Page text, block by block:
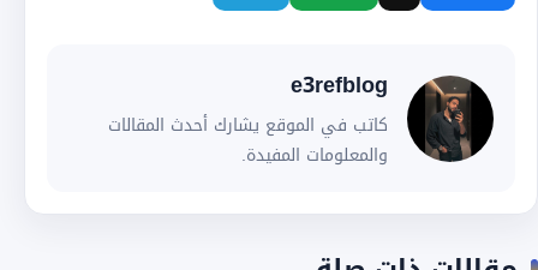
e3refblog
كاتب في الموقع يشارك أحدث المقالات
والمعلومات المفيدة.